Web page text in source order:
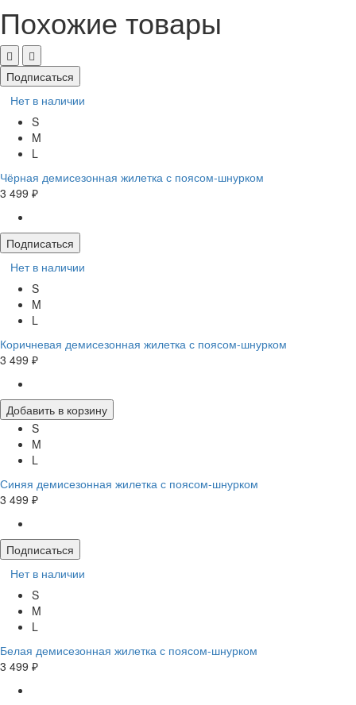
Похожие товары
Подписаться
Нет в наличии
S
M
L
Чёрная демисезонная жилетка с поясом-шнурком
3 499 ₽
Подписаться
Нет в наличии
S
M
L
Коричневая демисезонная жилетка с поясом-шнурком
3 499 ₽
Добавить в корзину
S
M
L
Синяя демисезонная жилетка с поясом-шнурком
3 499 ₽
Подписаться
Нет в наличии
S
M
L
Белая демисезонная жилетка с поясом-шнурком
3 499 ₽